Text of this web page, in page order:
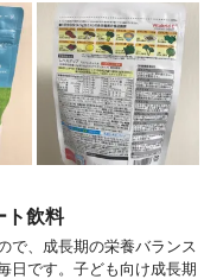
ト飲料
で、成長期の栄養バランス
日です。子ども向け成長期